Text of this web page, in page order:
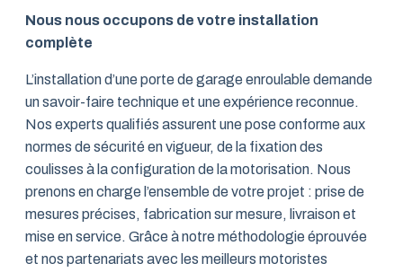
Nous nous occupons de votre installation
complète
L’installation d’une porte de garage enroulable demande
un savoir-faire technique et une expérience reconnue.
Nos experts qualifiés assurent une pose conforme aux
normes de sécurité en vigueur, de la fixation des
coulisses à la configuration de la motorisation. Nous
prenons en charge l’ensemble de votre projet : prise de
mesures précises, fabrication sur mesure, livraison et
mise en service. Grâce à notre méthodologie éprouvée
et nos partenariats avec les meilleurs motoristes